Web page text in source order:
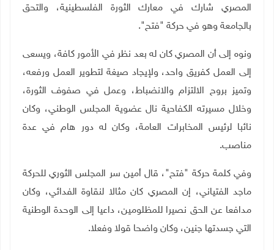
المصري شارك في معارك الثورة الفلسطينية، والتحق
بالجامعة وهو في حركة "فتح".
ونوه إلى أن المصري كان له بعد نظر في الأمور كافة، ويسعى
إلى العمل كفريق واحد، ولإيجاد صيغة لتطوير العمل ورفعه،
وتميز بروح الالتزام والانضباط، وعمل في صفوف الثورة،
وخلال مسيرته الكفاحية نال عضوية المجلس الوطني، وكان
نائبا لرئيس المخابرات العامة، وكان له دور هام في عدة
مناصب.
وفي كلمة حركة "فتح"، قال أمين سر المجلس الثوري للحركة
ماجد الفتياني، إن المصري كان مثالا لنقاوة الفدائي، وكان
مدافعا عن الحق نصيرا للمظلومين، داعيا إلى الوحدة الوطنية
التي جسدتها جنين، وكان واضحا قولا وفعلا.